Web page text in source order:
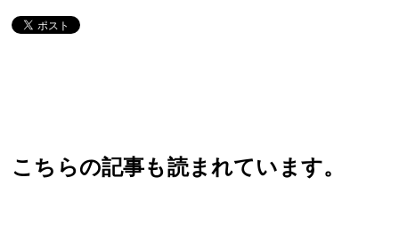
こちらの記事も読まれています。